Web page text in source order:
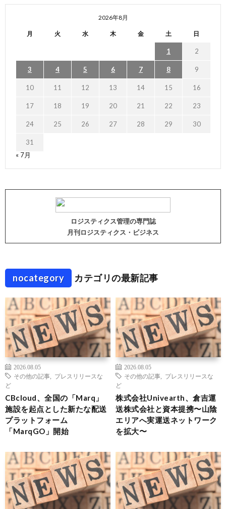
2026年8月
月 火 水 木 金 土 日
1 2
3 4 5 6 7 8 9
10 11 12 13 14 15 16
17 18 19 20 21 22 23
24 25 26 27 28 29 30
31
« 7月
ロジスティクス管理の専門誌
月刊ロジスティクス・ビジネス
nocategory カテゴリの最新記事
2026.08.05
その他の記事
プレスリリースな
ど
CBcloud、全国の「Marq」
施設を起点とした新たな配送
プラットフォーム
「MarqGO」開始
2026.08.05
その他の記事
プレスリリースな
ど
株式会社Univearth、倉吉運
送株式会社と資本提携〜山陰
エリアへ実運送ネットワーク
を拡大〜